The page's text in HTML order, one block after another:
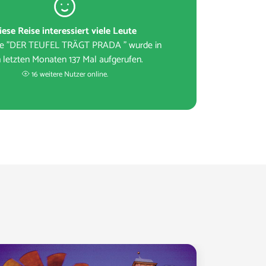
Reise interessiert viele Leute
"DER TEUFEL TRÄGT PRADA " wurde in
Monaten 137 Mal aufgerufen.
16 weitere Nutzer online.